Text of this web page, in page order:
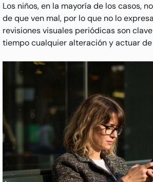
Los niños, en la mayoría de los casos,
de que ven mal, por lo que no lo
revisiones visuales periódicas son
tiempo cualquier alteración y actuar